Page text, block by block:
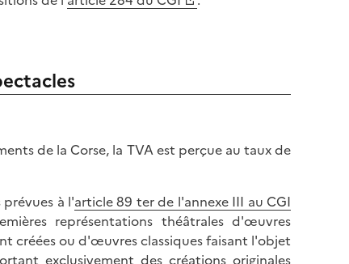
de la Corse, la TVA est perçue au taux de
à l'article 89 ter de l'annexe III au CGI
représentations théâtrales d'œuvres
créées ou d'œuvres classiques faisant l'objet
exclusivement des créations originales